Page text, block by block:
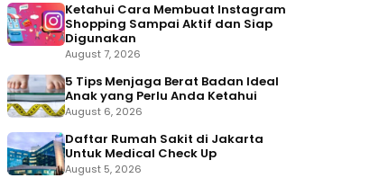
Ketahui Cara Membuat Instagram
Shopping Sampai Aktif dan Siap
Digunakan
August 7, 2026
5 Tips Menjaga Berat Badan Ideal
Anak yang Perlu Anda Ketahui
August 6, 2026
Daftar Rumah Sakit di Jakarta
Untuk Medical Check Up
August 5, 2026